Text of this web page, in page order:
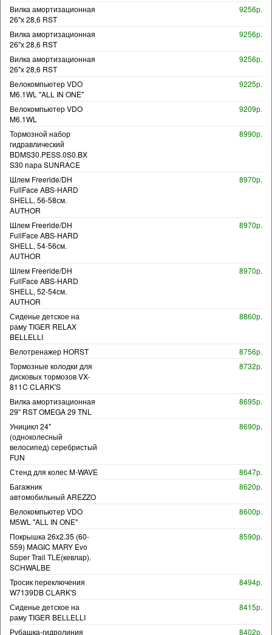
Вилка амортизационная
26"х 28,6 RST
9256р.
Вилка амортизационная
26"х 28,6 RST
9256р.
Вилка амортизационная
26"х 28,6 RST
9256р.
Велокомпьютер VDO
M6.1WL "ALL IN ONE"
9225р.
Велокомпьютер VDO
M6.1WL
9209р.
Тормозной набор
гидравлический
BDMS30.PESS.0S0.BX
S30 пара SUNRACE
8990р.
Шлем Freeride/DH
FullFace ABS-HARD
SHELL, 56-58см.
AUTHOR
8970р.
Шлем Freeride/DH
FullFace ABS-HARD
SHELL, 54-56см.
AUTHOR
8970р.
Шлем Freeride/DH
FullFace ABS-HARD
SHELL, 52-54см.
AUTHOR
8970р.
Сиденье детское на
раму TIGER RELAX
BELLELLI
8860р.
Велотренажер HORST
8756р.
Тормозные колодки для
дисковых тормозов VX-
811C CLARK'S
8732р.
Вилка амортизационная
29" RST OMEGA 29 TNL
8695р.
Уницикл 24"
(одноколесный
велосипед) серебристый
FUN
8690р.
Стенд для колес M-WAVE
8647р.
Багажник
автомобильный AREZZO
8620р.
Велокомпьютер VDO
M5WL "ALL IN ONE"
8600р.
Покрышка 26x2.35 (60-
559) MAGIC MARY Evo
Super Trail TLE(кевлар).
SCHWALBE
8590р.
Тросик переключения
W7139DB CLARK'S
8494р.
Сиденье детское на
раму TIGER BELLELLI
8415р.
Рубашка-гидролиния 8402р.